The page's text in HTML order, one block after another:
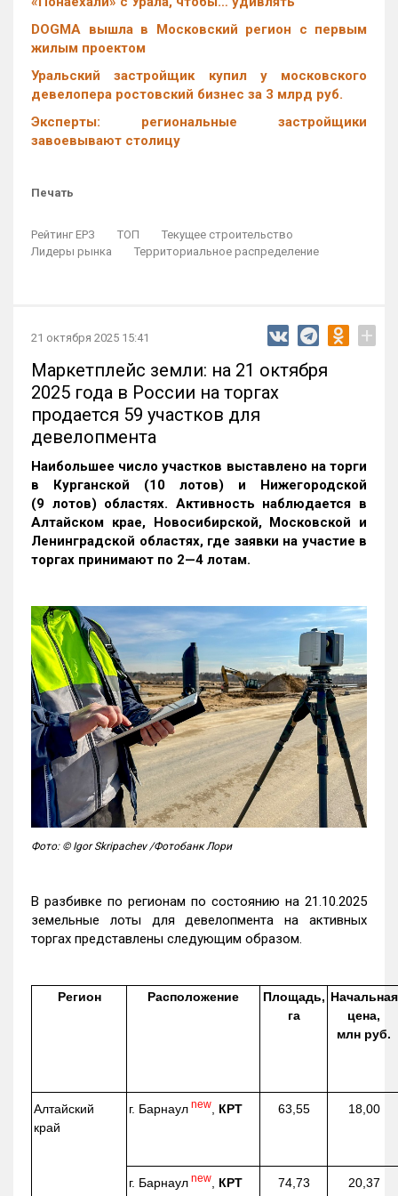
DOGMA вышла в Московский регион с первым
жилым проектом
Уральский застройщик купил у московского
девелопера ростовский бизнес за 3 млрд руб.
Эксперты: региональные застройщики
завоевывают столицу
Печать
Рейтинг ЕРЗ ТОП
Текущее строительство
Лидеры рынка
Территориальное распределение
21 октября 2025 15:41 +
Маркетплейс земли: на 21 октября
2025 года в России на торгах
продается 59 участков для
девелопмента
Наибольшее число участков выставлено на торги
в Курганской (10 лотов) и Нижегородской
(9 лотов) областях. Активность наблюдается в
Алтайском крае, Новосибирской, Московской и
Ленинградской областях, где заявки на участие в
торгах принимают по 2—4 лотам.
Фото: © Igor Skripachev /Фотобанк Лори
В разбивке по регионам по состоянию на 21.10.2025
земельные лоты для девелопмента на активных
торгах представлены следующим образом.
Регион Расположение
Площадь,
га
Начальная
цена,
млн руб.
Алтайский
край
г. Барнаул new КРТ 63,55 18,00
г. Барнаул new КРТ 74,73 20,37